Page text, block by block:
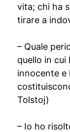
vita; chi ha
tirare a
– Quale
quello in cui
innocente e
Tolstoj)
– Io ho